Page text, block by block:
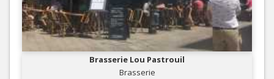
Brasserie Lou Pastrouil
Brasserie